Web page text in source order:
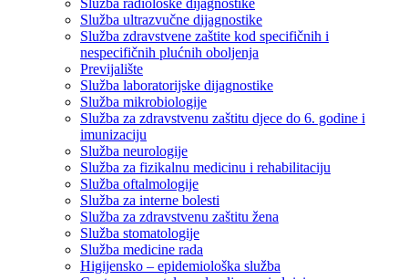
Služba ultrazvučne dijagnostike
Služba zdravstvene zaštite kod specifičnih i
nespecifičnih plućnih oboljenja
Previjalište
Služba laboratorijske dijagnostike
Služba mikrobiologije
Služba za zdravstvenu zaštitu djece do 6. godine i
imunizaciju
Služba neurologije
Služba za fizikalnu medicinu i rehabilitaciju
Služba oftalmologije
Služba za interne bolesti
Služba za zdravstvenu zaštitu žena
Služba stomatologije
Služba medicine rada
Higijensko – epidemiološka služba